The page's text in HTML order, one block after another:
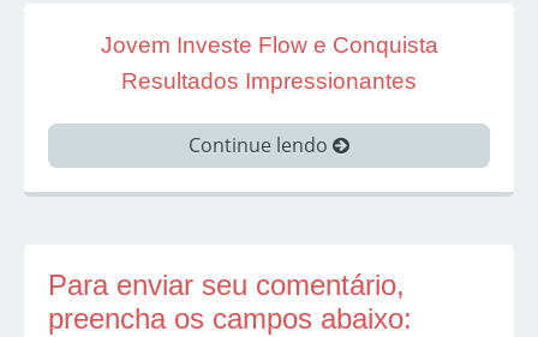
Jovem Investe Flow e Conquista
Resultados Impressionantes
Continue lendo
Para enviar seu comentário,
preencha os campos abaixo: